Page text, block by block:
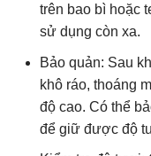
trên bao bì hoặc
sử dụng còn xa.
Bảo quản: Sau
khô ráo, thoáng
độ cao. Có thể
để giữ được độ